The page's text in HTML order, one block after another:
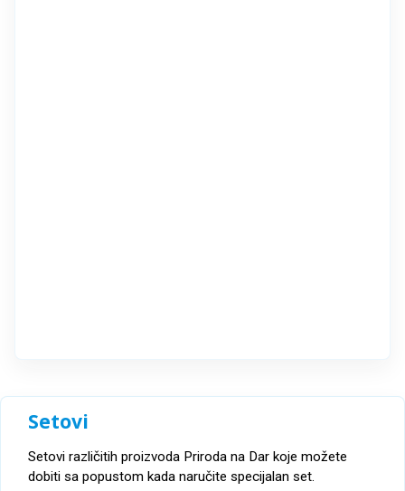
Setovi
Setovi različitih proizvoda Priroda na Dar koje možete
dobiti sa popustom kada naručite specijalan set.